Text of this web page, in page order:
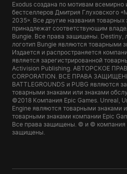
Exodus создана по мотивам всемирно
бестселлеров Дмитрия Глуховского
2035». Все другие названия товарных
принадлежат соответствующим
Bungie. Все права защищены. Destiny,
логотип Bungie являются товарными
Издается и распространяется
является зарегистрированной
Activision Publishing. АВТОРСКОЕ
CORPORATION. ВСЕ ПРАВА
BATTLEGROUNDS и PUBG являются
товарными знаками или знаками
©2018 Компания Epic Games. Unreal,
Engine являются товарными знаками
товарными знаками компании Epic
Все права защищены. © и © компания
защищены.